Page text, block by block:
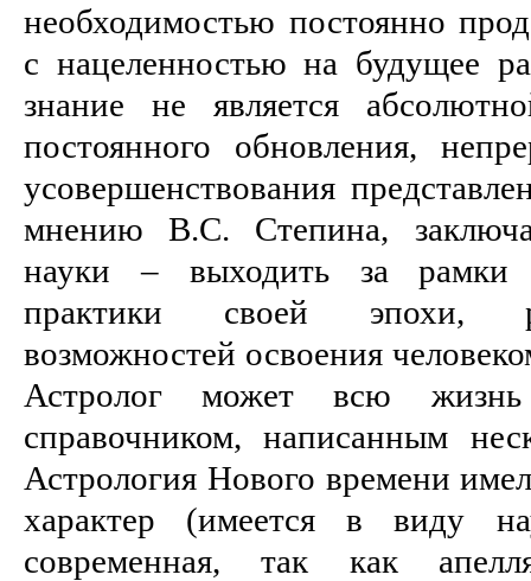
необходимостью постоянно
с нацеленностью на будущее
знание не является
постоянного обновления,
усовершенствования
мнению В.С. Степина,
науки – выходить за рамки
практики своей эпохи,
возможностей освоения
Астролог может всю жизнь
справочником, написанным
Астрология Нового времени
характер (имеется в виду
современная, так как